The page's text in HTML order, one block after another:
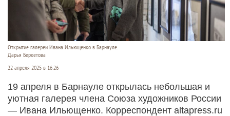
Открытие галереи Ивана Ильющенко в Барнауле.
Дарья Беркетова
22 апреля 2025 в 16:26
19 апреля в Барнауле открылась небольшая и
уютная галерея члена Союза художников России
— Ивана Ильющенко. Корреспондент altapress.ru